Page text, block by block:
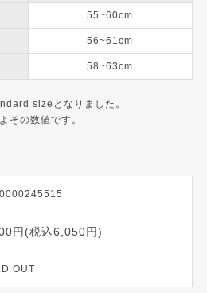
55~60cm
56~61cm
58~63cm
sizeとなりました。
その数値です。
円(税込6,050円)
OUT